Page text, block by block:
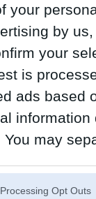
your
by
your
is
ads based
may
Opt Outs